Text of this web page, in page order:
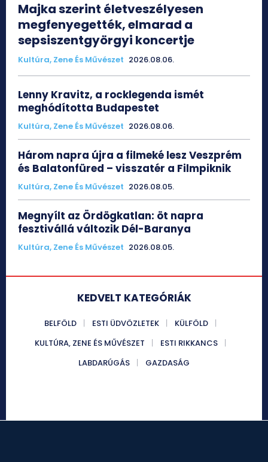
Majka szerint életveszélyesen
megfenyegették, elmarad a
sepsiszentgyörgyi koncertje
Kultúra, Zene És Művészet 2026.08.06.
Lenny Kravitz, a rocklegenda ismét
meghódította Budapestet
Kultúra, Zene És Művészet 2026.08.06.
Három napra újra a filmeké lesz Veszprém
és Balatonfüred – visszatér a Filmpiknik
Kultúra, Zene És Művészet 2026.08.05.
Megnyílt az Ördögkatlan: öt napra
fesztivállá változik Dél-Baranya
Kultúra, Zene És Művészet 2026.08.05.
KEDVELT KATEGÓRIÁK
BELFÖLD ESTI ÜDVÖZLETEK
KÜLFÖLD
KULTÚRA, ZENE ÉS MŰVÉSZET
ESTI RIKKANCS
LABDARÚGÁS
GAZDASÁG